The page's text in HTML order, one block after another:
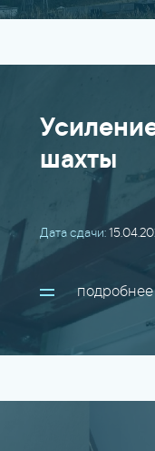
шахты
Дата сдачи:
подробнее